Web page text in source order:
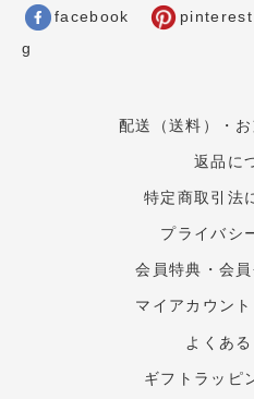
facebook pinterest
g
配送（送料）・
返品に
特定商取引法
プライバシ
会員特典・会
マイアカウン
よくあ
ギフトラッピ